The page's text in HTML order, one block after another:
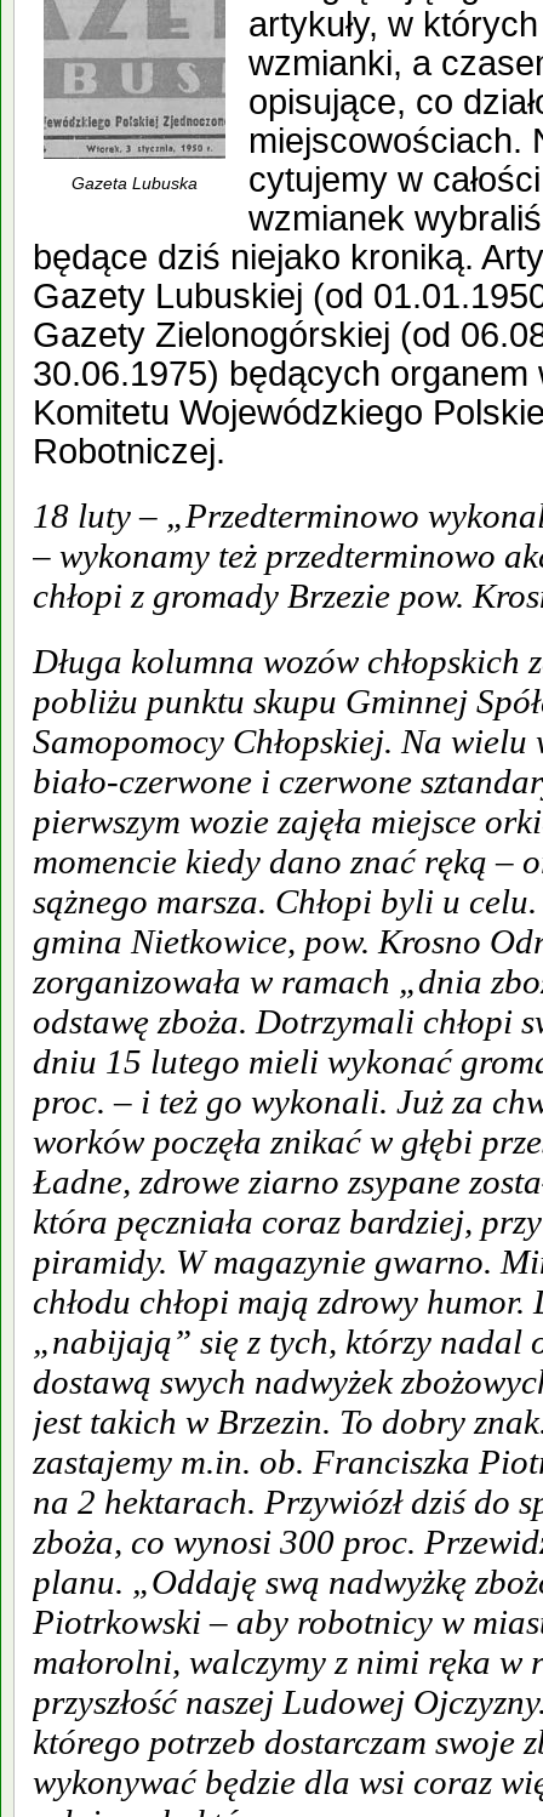
Gazeta Lubuska
artykuły, w
wzmianki, a
opisujące, co
miejscowościach.
cytujemy w
wzmianek
będące dziś niejako kroniką.
Gazety Lubuskiej (od
Gazety Zielonogórskiej (od
30.06.1975) będących organem
Komitetu Wojewódzkiego
Robotniczej.
18 luty – „Przedterminowo
– wykonamy też przedterminowo
chłopi z gromady Brzezie pow.
Długa kolumna wozów chłopskich
pobliżu punktu skupu Gminnej
Samopomocy Chłopskiej. Na
biało-czerwone i czerwone
pierwszym wozie zajęła miejsce
momencie kiedy dano znać ręką –
sążnego marsza. Chłopi byli u
gmina Nietkowice, pow. Krosno
zorganizowała w ramach „dnia
odstawę zboża. Dotrzymali chłopi
dniu 15 lutego mieli wykonać
proc. – i też go wykonali. Już za
worków poczęła znikać w głębi
Ładne, zdrowe ziarno zsypane
która pęczniała coraz bardziej,
piramidy. W magazynie gwarno.
chłodu chłopi mają zdrowy
„nabijają” się z tych, którzy nadal
dostawą swych nadwyżek
jest takich w Brzezin. To dobry
zastajemy m.in. ob. Franciszka
na 2 hektarach. Przywiózł dziś do
zboża, co wynosi 300 proc.
planu. „Oddaję swą nadwyżkę
Piotrkowski – aby robotnicy w
małorolni, walczymy z nimi ręka w
przyszłość naszej Ludowej
którego potrzeb dostarczam swoje
wykonywać będzie dla wsi coraz